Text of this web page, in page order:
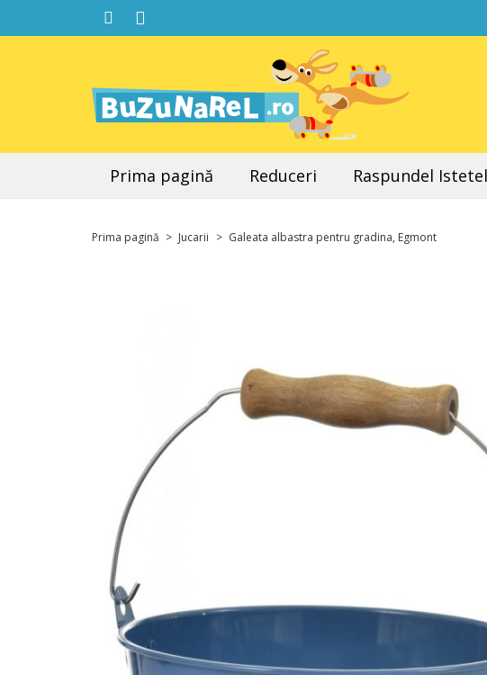
Prima pagină Reduceri Raspundel Istetel
Prima pagină > Jucarii > Galeata albastra pentru gradina, Egmont